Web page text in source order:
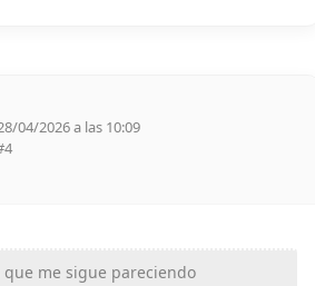
04/2026 a las 10:09
4
que me sigue pareciendo